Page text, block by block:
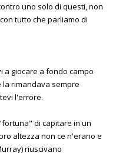
uno solo di questi, non
tutto che parliamo di
a giocare a fondo campo
rimandava sempre
l'errore.
di capitare in un
altezza non ce n'erano e
riuscivano